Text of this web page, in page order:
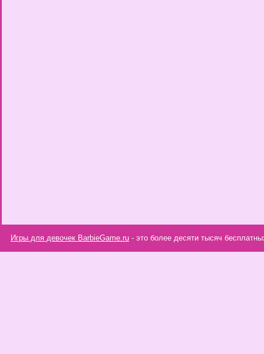
Игры для девочек BarbieGame.ru - это более десяти тысяч